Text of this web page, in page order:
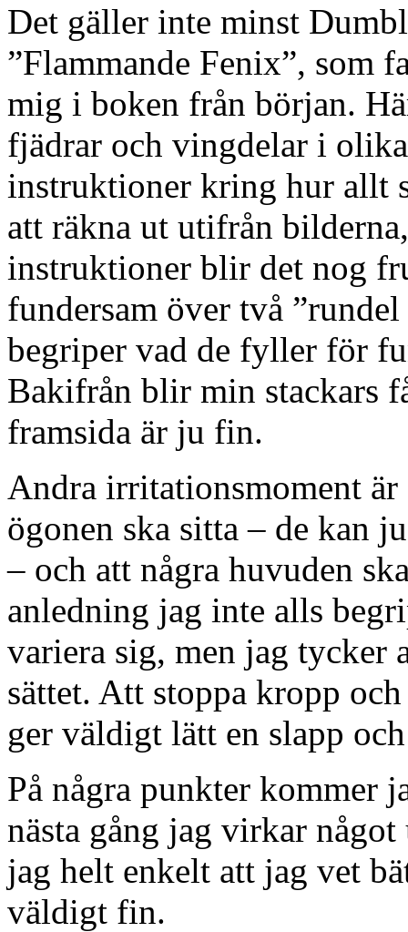
Det gäller inte minst
”Flammande Fenix”, som
mig i boken från början.
fjädrar och vingdelar i
instruktioner kring hur allt
att räkna ut utifrån
instruktioner blir det nog
fundersam över två
begriper vad de fyller för
Bakifrån blir min stackars
framsida är ju fin.
Andra irritationsmoment
ögonen ska sitta – de kan
– och att några huvuden
anledning jag inte alls
variera sig, men jag tycker
sättet. Att stoppa kropp
ger väldigt lätt en slapp
På några punkter kommer
nästa gång jag virkar
jag helt enkelt att jag vet
väldigt fin.